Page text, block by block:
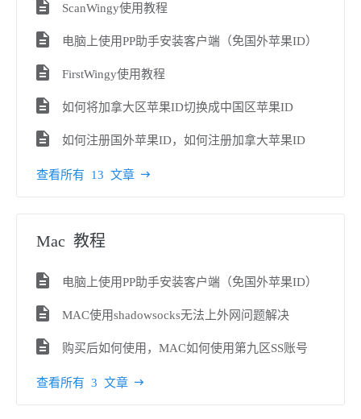
ScanWingy使用教程
电脑上使用PP助手安装客户端（免国外苹果ID）
FirstWingy使用教程
如何将加拿大区苹果ID切换成中国区苹果ID
如何注册国外苹果ID，如何注册加拿大苹果ID
查看所有 13 文章
Mac 教程
电脑上使用PP助手安装客户端（免国外苹果ID）
MAC使用shadowsocks无法上外网问题解决
购买后如何使用，MAC如何使用第九区SS账号
查看所有 3 文章